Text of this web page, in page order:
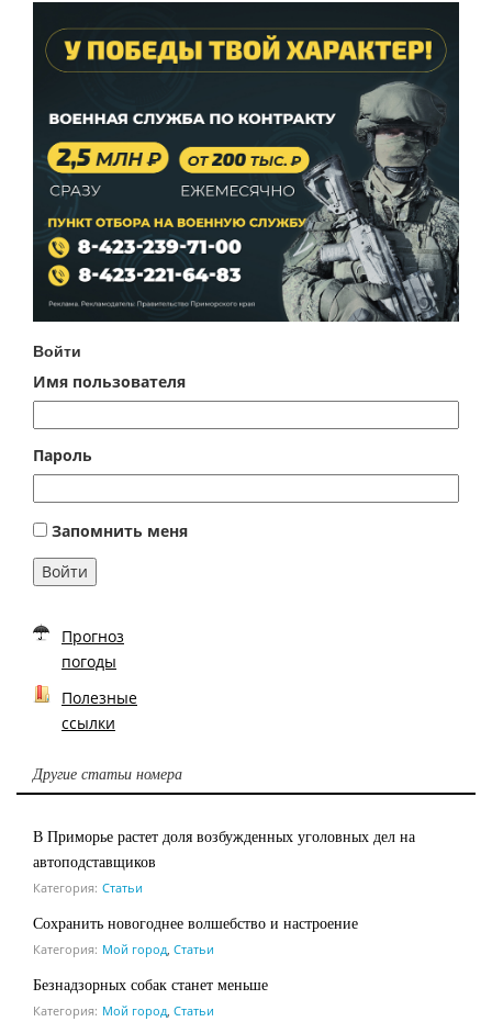
Войти
Имя пользователя
Пароль
Запомнить меня
Войти
Прогноз
погоды
Полезные
ссылки
Другие статьи номера
В Приморье растет доля возбужденных уголовных дел на
автоподставщиков
Категория: Статьи
Сохранить новогоднее волшебство и настроение
Категория: Мой город, Статьи
Безнадзорных собак станет меньше
Категория: Мой город, Статьи